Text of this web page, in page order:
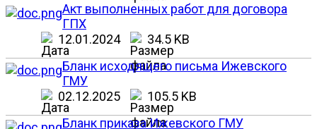
Акт выполненных работ для договора
ГПХ
12.01.2024
34.5 KB
Бланк исходящего письма Ижевского
ГМУ
02.12.2025
105.5 KB
Бланк приказа Ижевского ГМУ